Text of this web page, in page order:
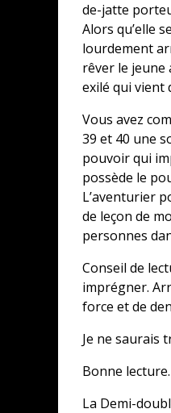
de-jatte
Alors qu’elle
lourdement
rêver le jeune
exilé qui vient
Vous avez
39 et 40 une
pouvoir qui
possède le
L’aventurier
de leçon de
personnes
Conseil de
imprégner.
force et de
Je ne saurais
Bonne lecture.
La Demi-